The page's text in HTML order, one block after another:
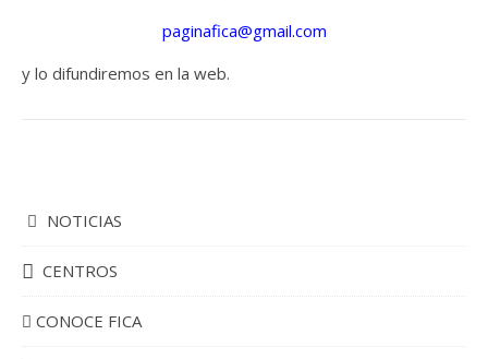
paginafica@gmail.com
y lo difundiremos en la web.
NOTICIAS
CENTROS
CONOCE FICA